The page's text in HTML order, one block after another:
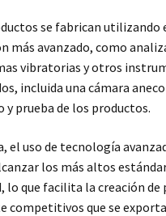
se fabrican utilizando
más avanzado, como
vibratorias y otros
incluida una cámara
y prueba de los productos.
el uso de tecnología
los más altos
lo que facilita la creación de
competitivos que se